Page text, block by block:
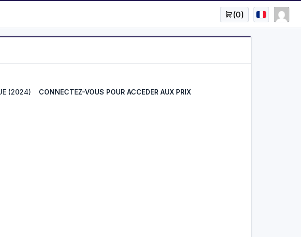
(0)
(2024)
CONNECTEZ-VOUS POUR ACCEDER AUX PRIX